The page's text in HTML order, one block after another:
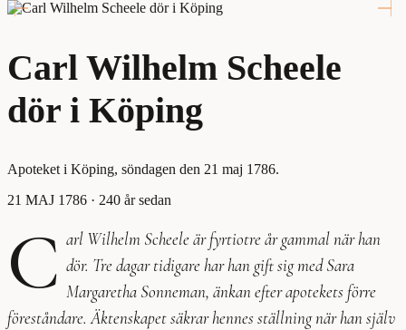
Carl Wilhelm Scheele
dör i Köping
Apoteket i Köping, söndagen den 21 maj 1786.
21 MAJ 1786 · 240 år sedan
C arl Wilhelm Scheele är fyrtiotre år gammal när han
dör. Tre dagar tidigare har han gift sig med Sara
Margaretha Sonneman, änkan efter apotekets förre
föreståndare. Äktenskapet säkrar hennes ställning när han själv